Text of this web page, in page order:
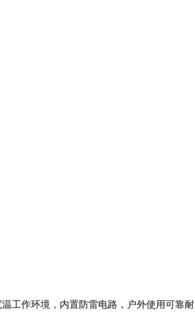
温工作环境，内置防雷电路，户外使用可靠耐